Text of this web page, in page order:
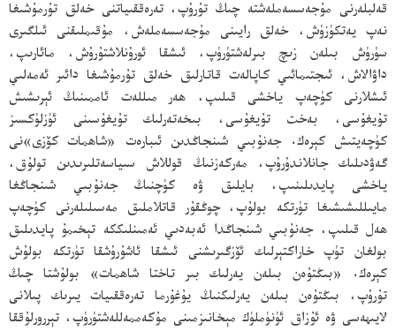
قەلبلەرنى مۇجەسسەملەشتە چىڭ تۇرۇپ، تەرەققىياتنى خەلق تۇرمۇشىغا
نەپ يەتكۈزۈش، خەلق رايىنى مۇجەسسەملەش، مۇقىملىقنى ئىلگىرى
سۈرۈش بىلەن زىچ بىرلەشتۈرۈپ، ئىشقا ئورۇنلاشتۇرۇش، مائارىپ،
داۋالاش، ئىجتىمائىي كاپالەت قاتارلىق خەلق تۇرمۇشىغا دائىر ئەمەلىي
ئىشلارنى كۈچەپ ياخشى قىلىپ، ھەر مىللەت ئاممىنىڭ ئېرىشىش
تۇيغۇسى، بەخت تۇيغۇسى، بىخەتەرلىك تۇيغۇسىنى ئۈزلۈكسىز
كۈچەيتىش كېرەك. جەنۇبىي شىنجاڭدىن ئىبارەت «شاھمات كۆزى»نى
گەۋدىلىك جانلاندۇرۇپ، مەركەزنىڭ قوللاش سىياسەتلىرىدىن تولۇق،
ياخشى پايدىلىنىپ، بايلىق ۋە كۈچنىڭ جەنۇبىي شىنجاڭغا
مايىللىشىشىغا تۈرتكە بولۇپ، چوڭقۇر قاتلاملىق مەسىلىلەرنى كۈچەپ
ھەل قىلىپ، جەنۇبىي شىنجاڭدا ئەبەدىي ئەمىنلىككە تېخىمۇ پايدىلىق
بولغان تۈپ خاراكتېرلىك ئۆزگىرىشنى ئىشقا ئاشۇرۇشقا تۈرتكە بولۇش
كېرەك. «بىڭتۇەن بىلەن يەرلىك بىر تاختا شاھمات» بولۇشتا چىڭ
تۇرۇپ، بىڭتۇەن بىلەن يەرلىكنىڭ يۇغۇرما تەرەققىيات يىرىك پىلانى
لايىھەسى ۋە ئۇزاق ئۈنۈملۈك مېخانىزمىنى مۇكەممەللەشتۈرۈپ، تېررورلۇققا